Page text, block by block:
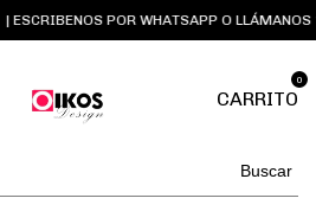
| ESCRIBENOS POR WHATSAPP O
CARRITO
0
Buscar